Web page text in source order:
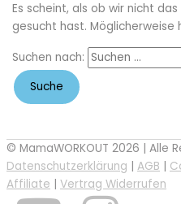
Es scheint, als ob wir nicht
gesucht hast. Möglicherweise
Suchen nach:
© MamaWORKOUT 2026 | Alle
Datenschutzerklärung | AGB |
Affiliate | Vertrag Widerrufen